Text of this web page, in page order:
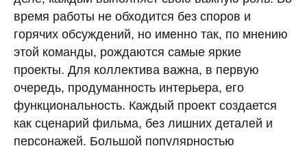
время работы не обходится без споров и
горячих обсуждений, но именно так, по мнению
этой команды, рождаются самые яркие
проекты. Для коллектива важна, в первую
очередь, продуманность интерьера, его
функциональность. Каждый проект создается
как сценарий фильма, без лишних деталей и
персонажей. Большой популярностью